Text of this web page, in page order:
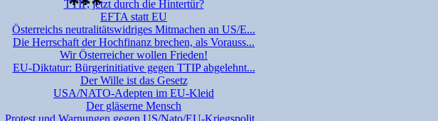
TTIP, jetzt durch die Hintertür?
EFTA statt EU
Österreichs neutralitätswidriges Mitmachen an US/E...
Die Herrschaft der Hochfinanz brechen, als Vorauss...
Wir Österreicher wollen Frieden!
EU-Diktatur: Bürgerinitiative gegen TTIP abgelehnt...
Der Wille ist das Gesetz
USA/NATO-Adepten im EU-Kleid
Der gläserne Mensch